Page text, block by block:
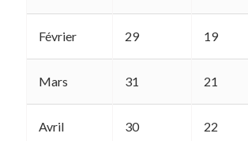
Février 29 19
Mars 31 21
Avril 30 22